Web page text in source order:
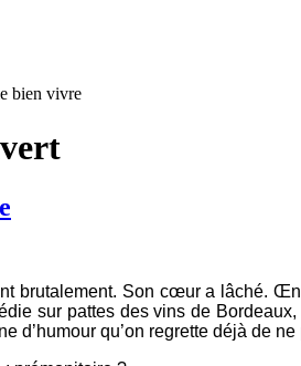
bien vivre
brutalement. Son cœur a lâché.
sur pattes des vins de
d’humour qu’on regrette déjà de